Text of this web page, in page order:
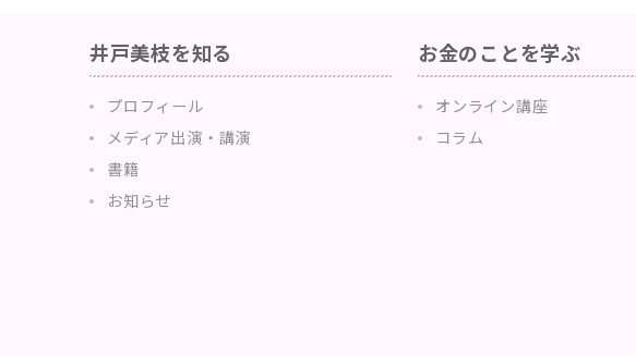
井戸美枝を知る
プロフィール
メディア出演・講演
書籍
お知らせ
お金のことを学ぶ
オンライン講座
コラム